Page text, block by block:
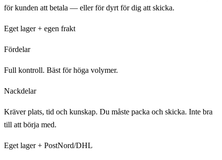
för kunden att betala — eller för dyrt för dig att skicka.
Eget lager + egen frakt
Fördelar
Full kontroll. Bäst för höga volymer.
Nackdelar
Kräver plats, tid och kunskap. Du måste packa och skicka. Inte bra
till att börja med.
Eget lager + PostNord/DHL